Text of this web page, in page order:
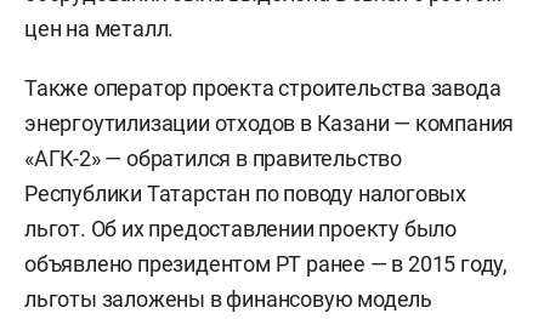
цен на металл.
Также оператор проекта строительства завода
энергоутилизации отходов в Казани — компания
«АГК-2» — обратился в правительство
Республики Татарстан по поводу налоговых
льгот. Об их предоставлении проекту было
объявлено президентом РТ ранее — в 2015 году,
льготы заложены в финансовую модель